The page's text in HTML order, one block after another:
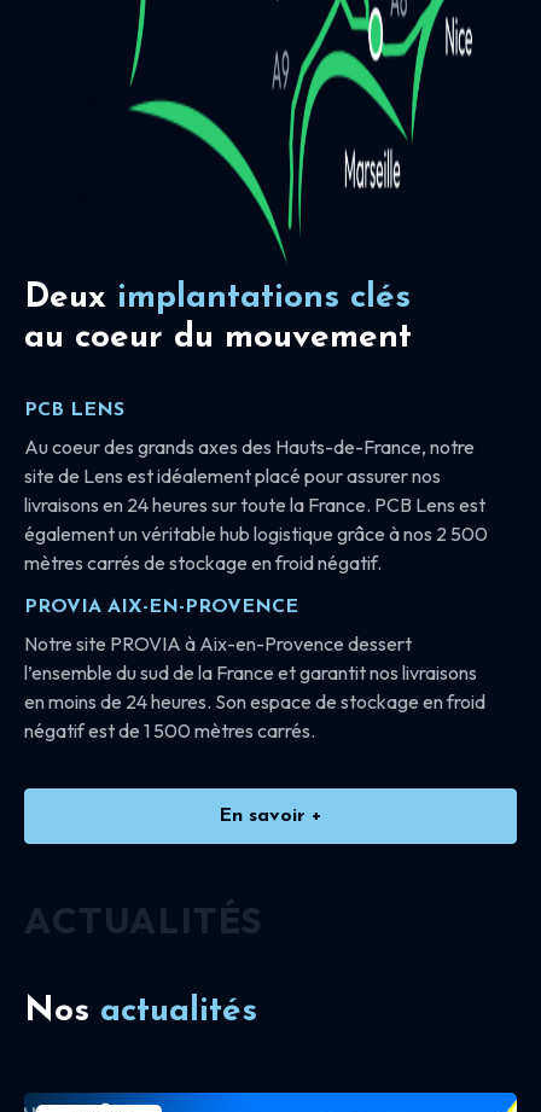
Deux implantations clés
au coeur du mouvement
PCB LENS
Au coeur des grands axes des Hauts-de-France, notre
site de Lens est idéalement placé pour assurer nos
livraisons en 24 heures sur toute la France. PCB Lens est
également un véritable hub logistique grâce à nos 2 500
mètres carrés de stockage en froid négatif.
PROVIA AIX-EN-PROVENCE
Notre site PROVIA à Aix-en-Provence dessert
l’ensemble du sud de la France et garantit nos livraisons
en moins de 24 heures. Son espace de stockage en froid
négatif est de 1 500 mètres carrés.
En savoir +
ACTUALITÉS
Nos actualités